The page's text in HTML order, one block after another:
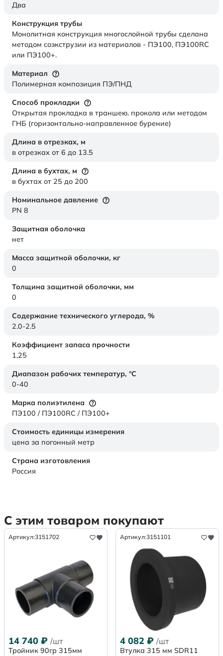
Два
Конструкция трубы
Монолитная конструкция многослойной трубы сделана
методом соэкструзии из материалов - ПЭ100, ПЭ100RC
или ПЭ100+.
Материал
Полимерная композиция ПЭ/ПНД
Способ прокладки
Открытая прокладка в траншею. прокола или методом
ГНБ (горизонтально-направленное бурение)
Длина в отрезках, м
в отрезках от 6 до 13.5
Длина в бухтах, м
в бухтах от 25 до 200
Номинальное давление
PN 8
Защитная оболочка
нет
Масса защитной оболочки, кг
0
Толщина защитной оболочки, мм
0
Содержание технического углерода, %
2.0-2.5
Коэффициент запаса прочности
1,25
Диапазон рабочих температур, °C
0-40
Марка полиэтилена
ПЭ100 / ПЭ100RC / ПЭ100+
Стоимость единицы измерения
цена за погонный метр
Страна изготовления
Россия
С этим товаром покупают
Артикул:3151702
14 740 ₽ /шт
Тройник 90гр 315мм
Артикул:3151101
4 082 ₽ /шт
Втулка 315 мм SDR11